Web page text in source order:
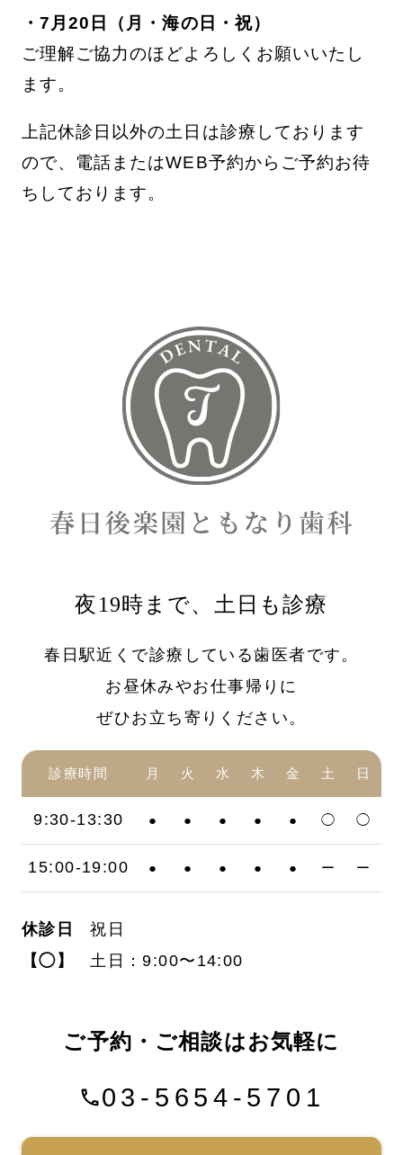
・7月20日（月・海の日・祝）
ご理解ご協力のほどよろしくお願いいたし
ます。
上記休診日以外の土日は診療しております
ので、電話またはWEB予約からご予約お待
ちしております。
夜19時まで、土日も診療
春日駅近くで診療している歯医者です。
お昼休みやお仕事帰りに
ぜひお立ち寄りください。
診療時間 月 火 水 木 金 土 日
9:30-13:30 ● ● ● ● ● ◯ ◯
15:00-19:00 ● ● ● ● ● ー ー
休診日
祝日
【◯】
土日：9:00〜14:00
ご予約・ご相談はお気軽に
03-5654-5701